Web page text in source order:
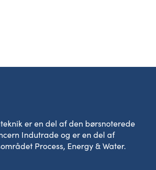
er en del af den børsnoterede
Indutrade og er en del af
Process, Energy & Water.